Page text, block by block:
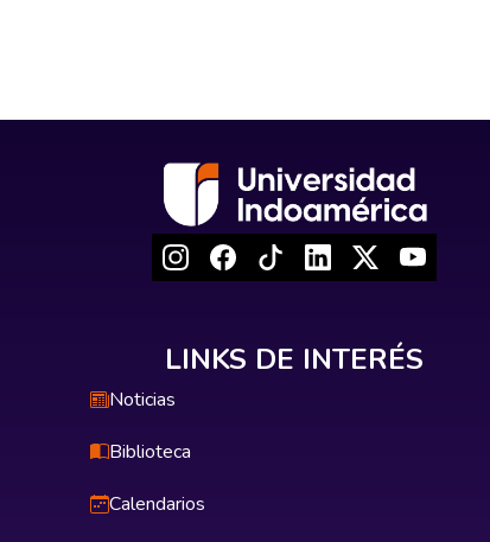
LINKS DE INTERÉS
Noticias
Biblioteca
Calendarios